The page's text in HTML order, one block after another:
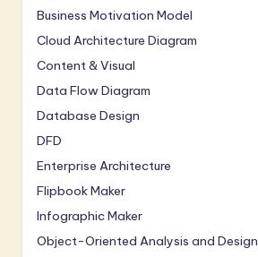
Business Motivation Model
Cloud Architecture Diagram
Content & Visual
Data Flow Diagram
Database Design
DFD
Enterprise Architecture
Flipbook Maker
Infographic Maker
Object-Oriented Analysis and Design